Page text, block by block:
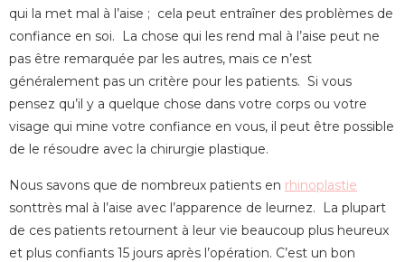
qui la met mal à l’aise ; cela peut entraîner des problèmes de
confiance en soi. La chose qui les rend mal à l’aise peut ne
pas être remarquée par les autres, mais ce n’est
généralement pas un critère pour les patients. Si vous
pensez qu’il y a quelque chose dans votre corps ou votre
visage qui mine votre confiance en vous, il peut être possible
de le résoudre avec la chirurgie plastique.
Nous savons que de nombreux patients en rhinoplastie
sonttrès mal à l’aise avec l’apparence de leurnez. La plupart
de ces patients retournent à leur vie beaucoup plus heureux
et plus confiants 15 jours après l’opération. C’est un bon